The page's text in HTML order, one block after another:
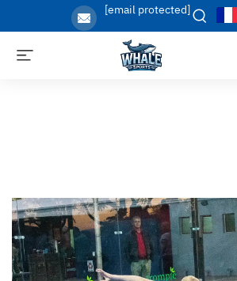
[email protected]